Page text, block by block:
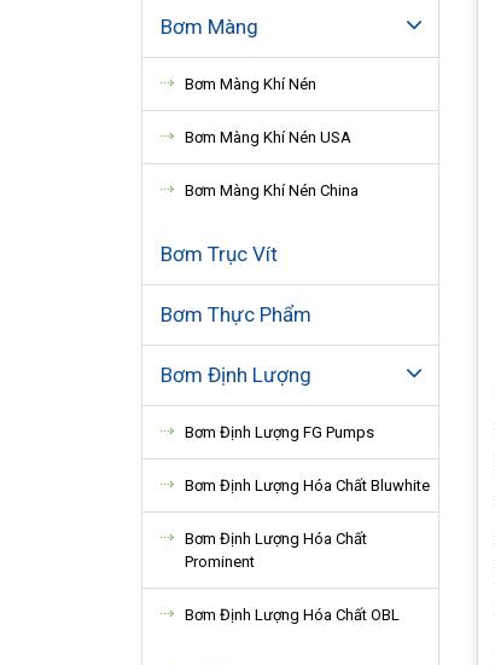
Bơm Màng
Bơm Màng Khí Nén
Bơm Màng Khí Nén USA
Bơm Màng Khí Nén China
Bơm Trục Vít
Bơm Thực Phẩm
Bơm Định Lượng
Bơm Định Lượng FG Pumps
Bơm Định Lượng Hóa Chất Bluwhite
Bơm Định Lượng Hóa Chất
Prominent
Bơm Định Lượng Hóa Chất OBL